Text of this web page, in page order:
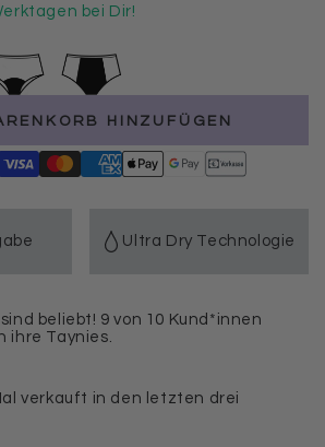
bei Dir!
HINZUFÜGEN
Ultra Dry Technologie
beliebt! 9 von 10 Kund*innen
ihre Taynies.
verkauft in den letzten drei